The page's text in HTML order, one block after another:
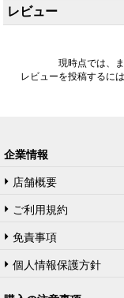
レビュー
現時点では、
レビューを投稿するに
企業情報
店舗概要
ご利用規約
免責事項
個人情報保護方針